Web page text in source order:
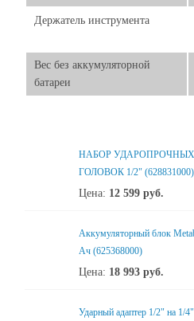
Держатель инструмента
Вес без аккумуляторной
батареи
НАБОР
ГОЛОВОК 1/2" (628831000)
Цена: 12 599 руб.
Аккумуляторный блок
Ач (625368000)
Цена: 18 993 руб.
Ударный адаптер 1/2" на 1/